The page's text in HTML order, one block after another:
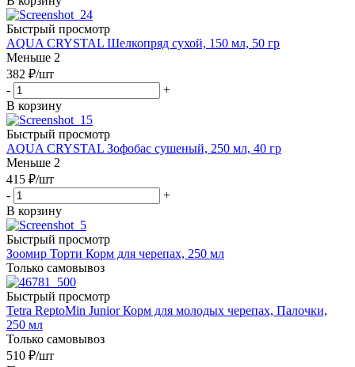
Быстрый просмотр
AQUA CRYSTAL Шелкопряд сухой, 150 мл, 50 гр
Меньше 2
382 ₽/шт
-
+
В корзину
Быстрый просмотр
AQUA CRYSTAL Зофобас сушеный, 250 мл, 40 гр
Меньше 2
415 ₽/шт
-
+
В корзину
Быстрый просмотр
Зоомир Торти Корм для черепах, 250 мл
Только самовывоз
Быстрый просмотр
Tetra ReptoMin Junior Корм для молодых черепах, Палочки,
250 мл
Только самовывоз
510 ₽/шт